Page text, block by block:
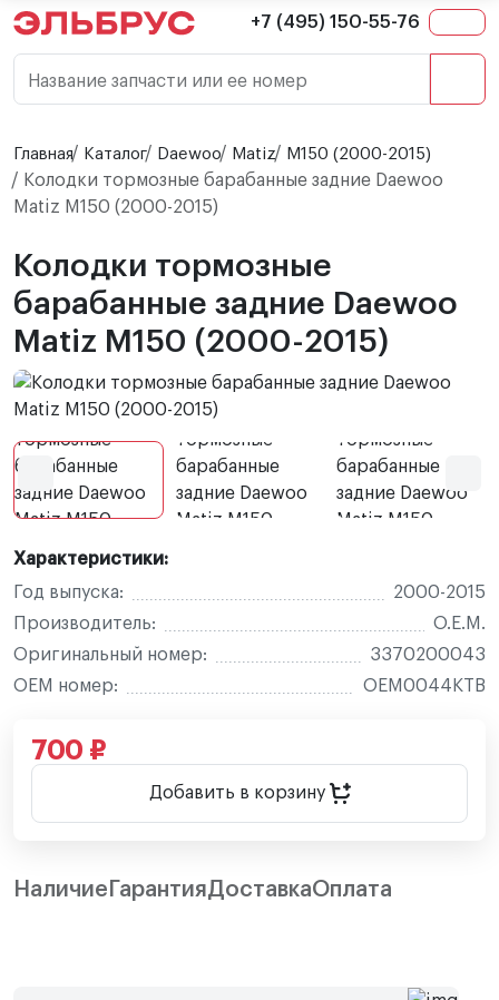
+7 (495) 150-55-76
Название запчасти или ее номер
Главная Каталог Daewoo Matiz M150 (2000-2015)
Колодки тормозные барабанные задние Daewoo
Matiz M150 (2000-2015)
Колодки тормозные
барабанные задние Daewoo
Matiz M150 (2000-2015)
Характеристики:
Год выпуска:
2000-2015
Производитель:
O.E.M.
Оригинальный номер:
3370200043
OEM номер:
OEM0044KTB
700 ₽
Добавить в корзину
Наличие ГарантияДоставкаОплата